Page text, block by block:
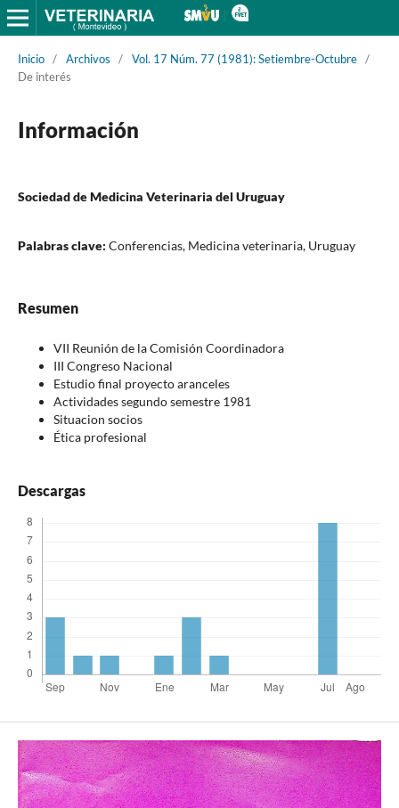
Inicio / Archivos / Vol. 17 Núm. 77 (1981): Setiembre-Octubre /
De interés
Información
Sociedad de Medicina Veterinaria del Uruguay
Palabras clave: Conferencias, Medicina veterinaria, Uruguay
Resumen
VII Reunión de la Comisión Coordinadora
III Congreso Nacional
Estudio final proyecto aranceles
Actividades segundo semestre 1981
Situacion socios
Ética profesional
Descargas